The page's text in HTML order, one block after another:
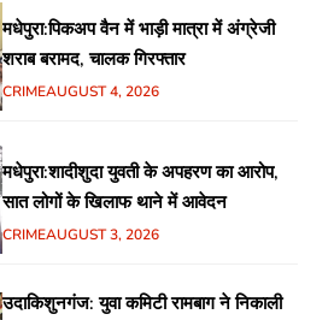
मधेपुरा:पिकअप वैन में भाड़ी मात्रा में अंग्रेजी
शराब बरामद, चालक गिरफ्तार
CRIMEAUGUST 4, 2026
मधेपुरा:शादीशुदा युवती के अपहरण का आरोप,
सात लोगों के खिलाफ थाने में आवेदन
CRIMEAUGUST 3, 2026
उदाकिशुनगंज: युवा कमिटी रामबाग ने निकाली